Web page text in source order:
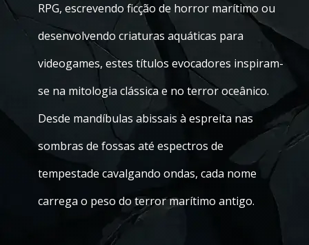
RPG, escrevendo ficção de horror marítimo ou
desenvolvendo criaturas aquáticas para
videogames, estes títulos evocadores inspiram-
se na mitologia clássica e no terror oceânico.
Desde mandíbulas abissais à espreita nas
sombras de fossas até espectros de
tempestade cavalgando ondas, cada nome
carrega o peso do terror marítimo antigo.